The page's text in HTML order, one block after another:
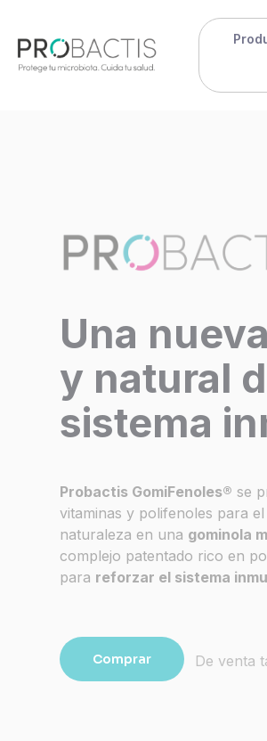
Una
y natural
sistema
Probactis GomiFenoles® se
vitaminas y polifenoles para
naturaleza en una gominola
complejo patentado rico en
para reforzar el sistema
Comprar De venta